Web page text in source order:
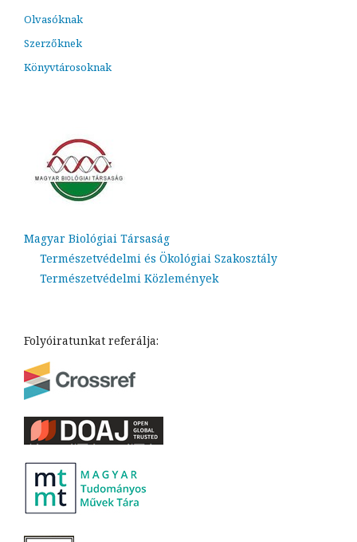
Olvasóknak
Szerzőknek
Könyvtárosoknak
Magyar Biológiai Társaság
Természetvédelmi és Ökológiai Szakosztály
Természetvédelmi Közlemények
Folyóiratunkat referálja: